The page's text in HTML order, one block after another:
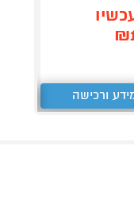
ורכישה